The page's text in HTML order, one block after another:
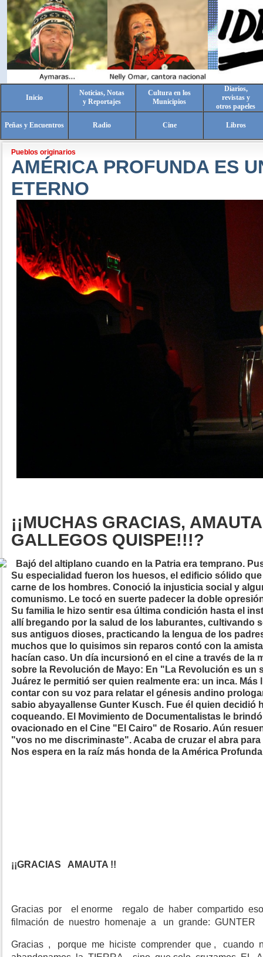
Inicio
Noticias, Notas
y Reportajes
Cultura en los
Municipios
Diarios,
revistas y
otros papeles
Peñas y Encuentros Radio Cine Libros
Pueblos originarios
AMÉRICA PROFUNDA ES
ETERNO
¡¡MUCHAS GRACIAS,
GALLEGOS QUISPE!!!?
Bajó del altiplano cuando en la Patria era temprano.
Su especialidad fueron los huesos, el edificio sólido
carne de los hombres. Conoció la injusticia social y
comunismo. Le tocó en suerte padecer la doble
Su familia le hizo sentir esa última condición hasta el
allí bregando por la salud de los laburantes, cultivando
sus antiguos dioses, practicando la lengua de los
muchos que lo quisimos sin reparos contó con la
hacían caso. Un día incursionó en el cine a través de la
sobre la Revolución de Mayo: En "La Revolución es un
Juárez le permitió ser quien realmente era: un inca.
contar con su voz para relatar el génesis andino
sabio abyayallense Gunter Kusch. Fue él quien decidió
coqueando. El Movimiento de Documentalistas le
ovacionado en el Cine "El Cairo" de Rosario. Aún
"vos no me discriminaste". Acaba de cruzar el abra
Nos espera en la raíz más honda de la América
¡¡GRACIAS AMAUTA !!
Gracias por el enorme regalo de haber compartido
filmación de nuestro homenaje a un grande: GUNTER
Gracias , porque me hiciste comprender que , cuando